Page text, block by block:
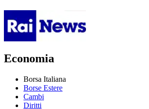
Economia
Borsa Italiana
Borse Estere
Cambi
Diritti